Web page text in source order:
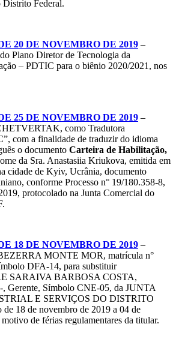
Distrito Federal.
20 DE NOVEMBRO DE 2019 –
Plano Diretor de Tecnologia da
– PDTIC para o biênio 2020/2021, nos
25 DE NOVEMBRO DE 2019 –
como Tradutora
com a finalidade de traduzir do idioma
o documento Carteira de Habilitação,
da Sra. Anastasiia Kriukova, emitida em
cidade de Kyiv, Ucrânia, documento
conforme Processo n° 19/180.358-8,
protocolado na Junta Comercial do
18 DE NOVEMBRO DE 2019 –
MONTE MOR, matrícula n°
DFA-14, para substituir
SARAIVA BARBOSA COSTA,
, Gerente, Símbolo CNE-05, da JUNTA
E SERVIÇOS DO DISTRITO
18 de novembro de 2019 a 04 de
de férias regulamentares da titular.